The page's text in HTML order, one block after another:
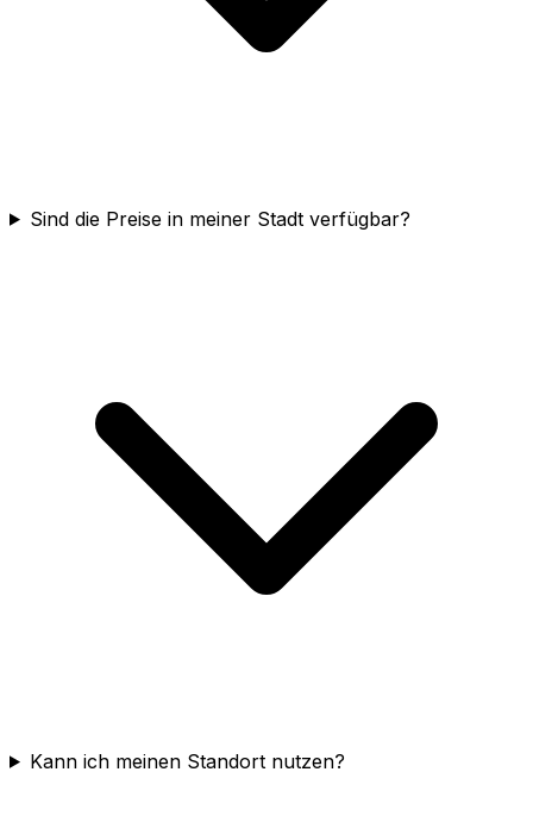
Sind die Preise in meiner Stadt verfügbar?
Kann ich meinen Standort nutzen?